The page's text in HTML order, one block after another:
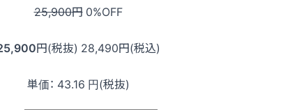
25,900円 0%OFF
円(税抜) 28,490円(税込)
単価： 43.16 円(税抜)